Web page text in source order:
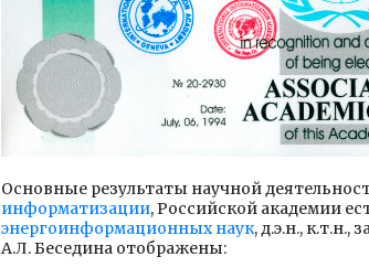
Основные результаты научной
информатизации, Российской академии
энергоинформационных наук, д.э.н., к.т.н.,
А.Л. Беседина отображены: